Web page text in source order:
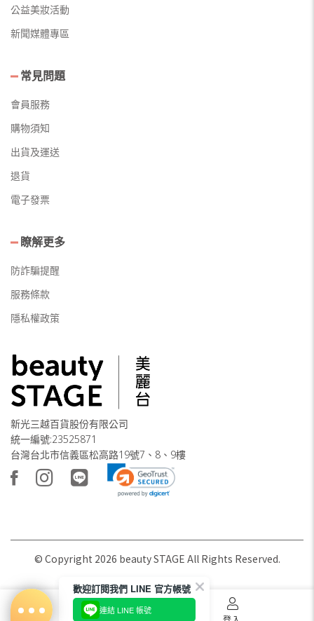
公益美妝活動
新聞媒體專區
常見問題
會員服務
購物須知
出貨及運送
退貨
電子發票
瞭解更多
防詐騙提醒
服務條款
隱私權政策
新光三越百貨股份有限公司
統一編號:23525871
台灣台北市信義區松高路19號7、8、9樓
© Copyright 2026 beauty STAGE All Rights Reserved.
歡迎訂閱我們 LINE 官方帳號
連結 LINE 帳號